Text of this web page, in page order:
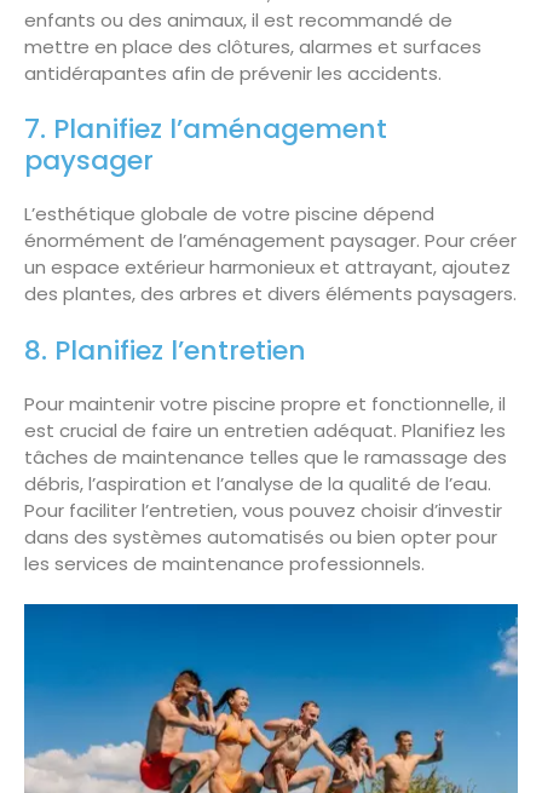
enfants ou des animaux, il est recommandé de
mettre en place des clôtures, alarmes et surfaces
antidérapantes afin de prévenir les accidents.
7. Planifiez l’aménagement
paysager
L’esthétique globale de votre piscine dépend
énormément de l’aménagement paysager. Pour créer
un espace extérieur harmonieux et attrayant, ajoutez
des plantes, des arbres et divers éléments paysagers.
8. Planifiez l’entretien
Pour maintenir votre piscine propre et fonctionnelle, il
est crucial de faire un entretien adéquat. Planifiez les
tâches de maintenance telles que le ramassage des
débris, l’aspiration et l’analyse de la qualité de l’eau.
Pour faciliter l’entretien, vous pouvez choisir d’investir
dans des systèmes automatisés ou bien opter pour
les services de maintenance professionnels.